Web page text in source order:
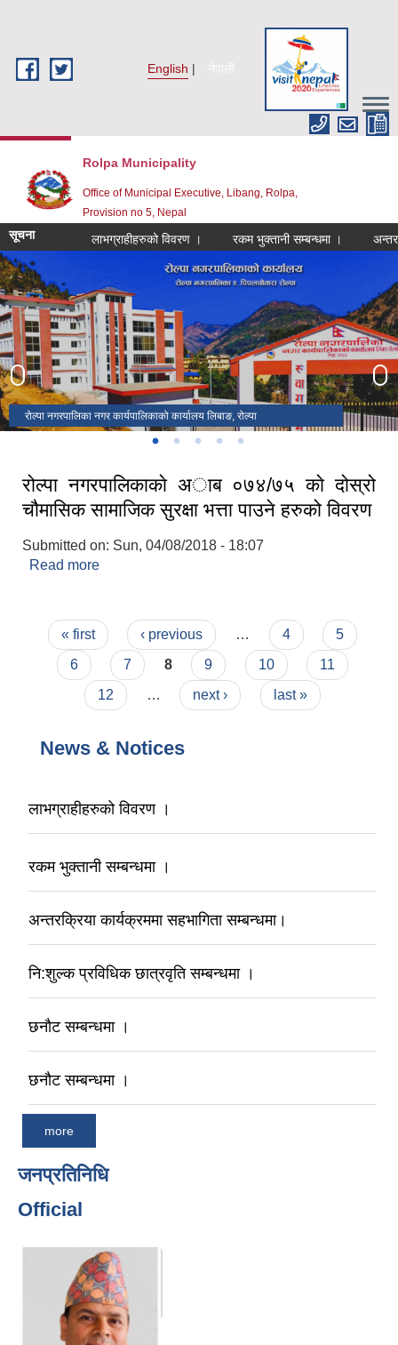
English नेपाली
Rolpa Municipality
Office of Municipal Executive, Libang, Rolpa,
Provision no 5, Nepal
सूचना लाभग्राहीहरुको विवरण । रकम भुक्तानी सम्बन्धमा ।
रोल्पा नगरपालिका नगर कार्यपालिकाको कार्यालय लिबाङ, रोल्पा
रोल्पा नगरपालिका पर्यटकिय स्थल भ्यू टावर
रोल्पा नगरपालिका पर्यटकिय स्थल सातदोबाटो
१३ ओं नगर सभा
दिक्षान्त समारोह रोल्पा नगरपालिका
रोल्पा नगरपालिकाकाे अा‍ब ०७४/७५ काे दोस्रो
चौमासिक सामाजिक सुरक्षा भत्ता पाउने हरुको विवरण
Submitted on: Sun, 04/08/2018 - 18:07
Read more
Pages
« first ‹ previous … 4
5
6
7 8 9 10
11
12
… next › last »
News & Notices
लाभग्राहीहरुको विवरण ।
रकम भुक्तानी सम्बन्धमा ।
अन्तरक्रिया कार्यक्रममा सहभागिता सम्बन्धमा।
नि:शुल्क प्रविधिक छात्रवृति सम्बन्धमा ।
छनौट सम्बन्धमा ।
छनौट सम्बन्धमा ।
more
जनप्रतिनिधि
Official